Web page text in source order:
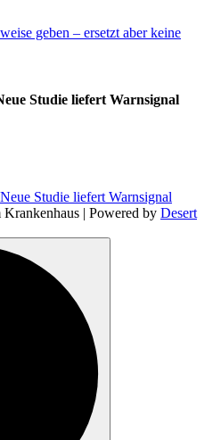
Studie liefert Warnsignal
| Powered by Desert